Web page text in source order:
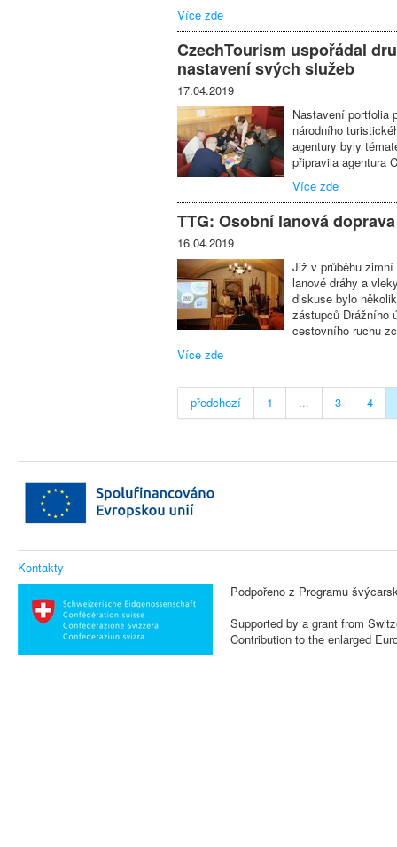
Více zde
CzechTourism uspořádal
nastavení svých služeb
17.04.2019
Nastavení portfolia
národního
agentury byly
připravila agentura
Více zde
TTG: Osobní lanová
16.04.2019
Již v průběhu
lanové dráhy a
diskuse bylo
zástupců Drážního
cestovního ruchu
Více zde
předchozí 1 ... 3 4
Kontakty
Podpořeno z Programu
Supported by a grant from
Contribution to the enlarged